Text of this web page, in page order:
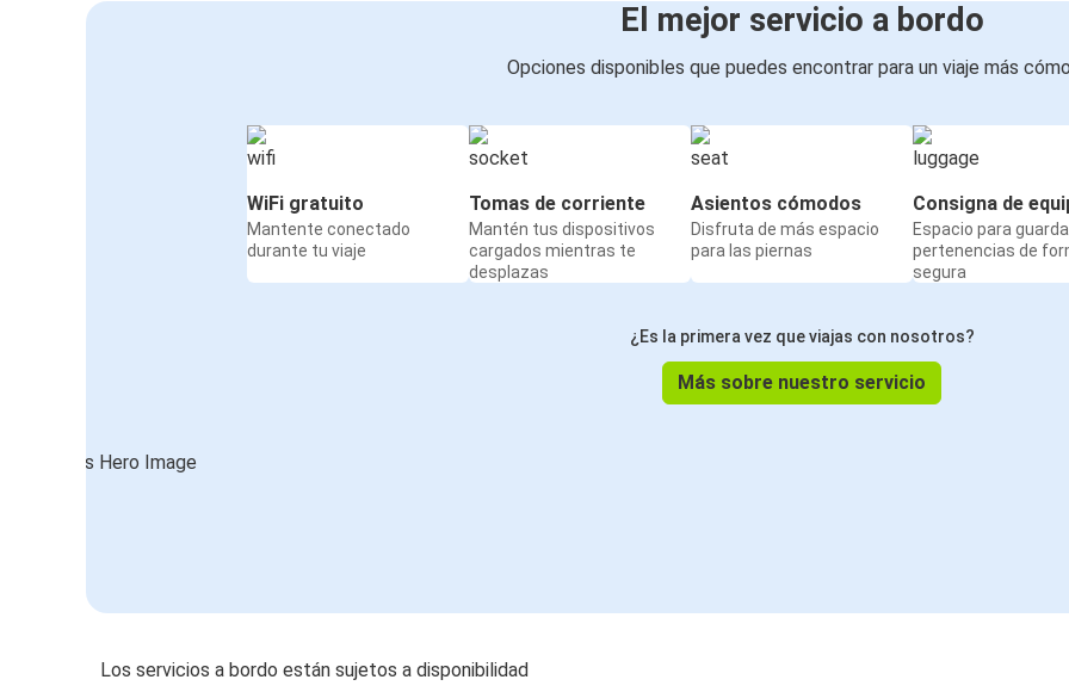
El mejor servicio a bordo
Opciones disponibles que puedes encontrar para un viaje más
WiFi gratuito
Mantente conectado
durante tu viaje
Tomas de corriente
Mantén tus dispositivos
cargados mientras te
desplazas
Asientos cómodos
Disfruta de más espacio
para las piernas
Consigna de
Espacio para
pertenencias de
segura
¿Es la primera vez que viajas con nosotros?
Más sobre nuestro servicio
Los servicios a bordo están sujetos a disponibilidad